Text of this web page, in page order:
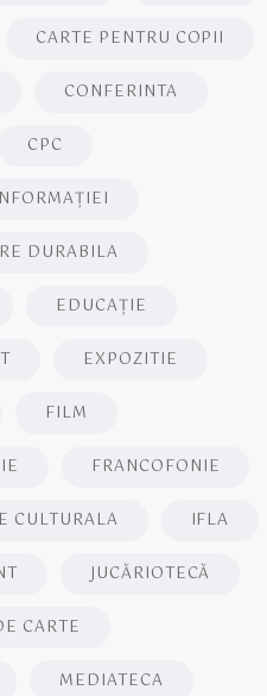
CARTE PENTRU COPII
CONFERINTA
CPC
DURABILA
EDUCAŢIE
EXPOZITIE
FILM
FRANCOFONIE
CULTURALA IFLA
JUCĂRIOTECĂ
CARTE
MEDIATECA